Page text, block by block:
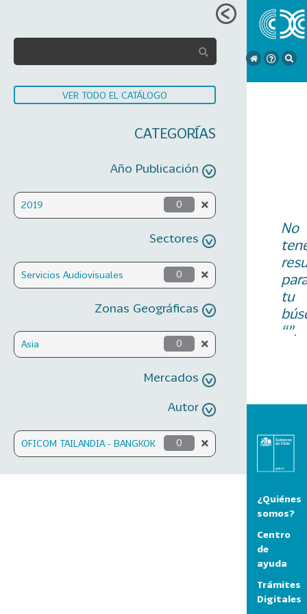
VER TODO EL CATÁLOGO
CATEGORÍAS
Año Publicación
2019 0
Sectores
Servicios Audiovisuales 0
Zonas Geográficas
Asia 0
Mercados
Autor
OFICOM TAILANDIA - BANGKOK 0
No
tu
“”.
¿Quiénes
somos?
Centro
de
ayuda
Trámites
Digitales